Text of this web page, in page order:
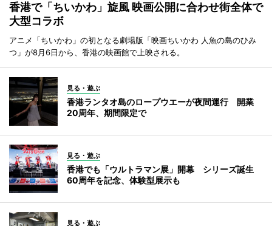
香港で「ちいかわ」旋風 映画公開に合わせ街全体で
大型コラボ
アニメ「ちいかわ」の初となる劇場版「映画ちいかわ 人魚の島のひみ
つ」が8月6日から、香港の映画館で上映される。
見る・遊ぶ
香港ランタオ島のロープウエーが夜間運行 開業
20周年、期間限定で
見る・遊ぶ
香港でも「ウルトラマン展」開幕 シリーズ誕生
60周年を記念、体験型展示も
見る・遊ぶ